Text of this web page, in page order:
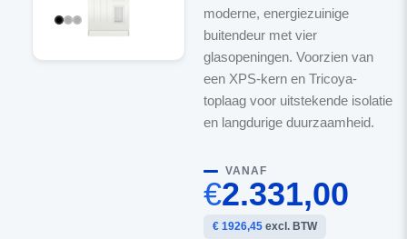
moderne, energiezuinige
buitendeur met vier
glasopeningen. Voorzien van
een XPS-kern en Tricoya-
toplaag voor uitstekende isolatie
en langdurige duurzaamheid.
VANAF
€2.331,00
€ 1926,45excl. BTW